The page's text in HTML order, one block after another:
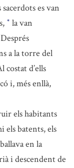
es van
* la van
a la torre del
costat d’ells
i, més enllà,
els habitants
els batents, els
en la
i descendent de